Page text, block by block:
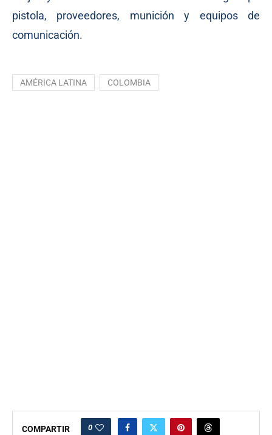
pistola, proveedores, munición y equipos de
comunicación.
AMÉRICA LATINA COLOMBIA
COMPARTIR 0